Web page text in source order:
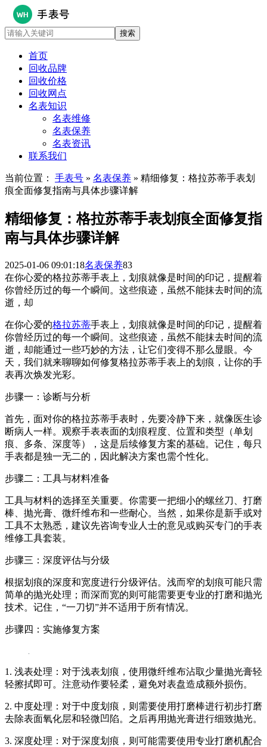
首页
回收品牌
回收价格
回收网点
名表知识
名表维修
名表保养
名表资讯
联系我们
当前位置： 手表号 » 名表保养 » 精细修复：格拉苏蒂手表划
痕全面修复指南与具体步骤详解
精细修复：格拉苏蒂手表划痕全面修复指
南与具体步骤详解
2025-01-06 09:01:18名表保养83
在你心爱的格拉苏蒂手表上，划痕就像是时间的印记，提醒着
你曾经历过的每一个瞬间。这些痕迹，虽然不能抹去时间的流
逝，却
在你心爱的格拉苏蒂手表上，划痕就像是时间的印记，提醒着
你曾经历过的每一个瞬间。这些痕迹，虽然不能抹去时间的流
逝，却能通过一些巧妙的方法，让它们变得不那么显眼。今
天，我们就来聊聊如何修复格拉苏蒂手表上的划痕，让你的手
表再次焕发光彩。
步骤一：诊断与分析
首先，面对你的格拉苏蒂手表时，先要冷静下来，就像医生诊
断病人一样。观察手表表面的划痕程度、位置和类型（单划
痕、多条、深度等），这是后续修复方案的基础。记住，每只
手表都是独一无二的，因此解决方案也需个性化。
步骤二：工具与材料准备
工具与材料的选择至关重要。你需要一把细小的螺丝刀、打磨
棒、抛光膏、微纤维布和一些耐心。当然，如果你是新手或对
工具不太熟悉，建议先咨询专业人士的意见或购买专门的手表
维修工具套装。
步骤三：深度评估与分级
根据划痕的深度和宽度进行分级评估。浅而窄的划痕可能只需
简单的抛光处理；而深而宽的则可能需要更专业的打磨和抛光
技术。记住，“一刀切”并不适用于所有情况。
步骤四：实施修复方案
1. 浅表处理：对于浅表划痕，使用微纤维布沾取少量抛光膏轻
轻擦拭即可。注意动作要轻柔，避免对表盘造成额外损伤。
2. 中度处理：对于中度划痕，则需要使用打磨棒进行初步打磨
去除表面氧化层和轻微凹陷。之后再用抛光膏进行细致抛光。
3. 深度处理：对于深度划痕，则可能需要使用专业打磨机配合